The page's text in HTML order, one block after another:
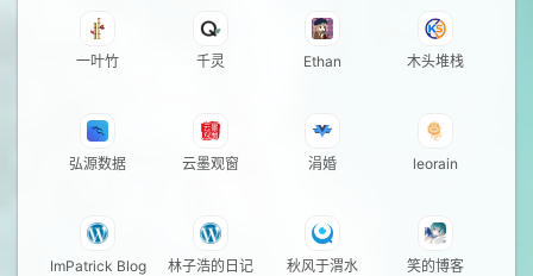
一叶竹 千灵 Ethan 木头堆栈
弘源数据 云墨观窗 涓婚 leorain
ImPatrick Blog 林子浩的日记 秋风于渭水 笑的博客